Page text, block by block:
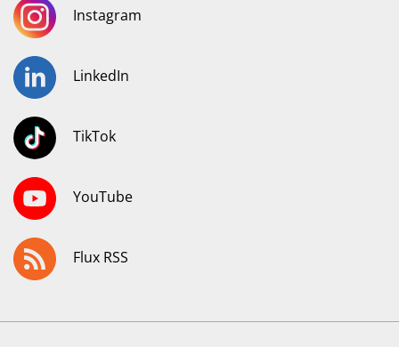
Instagram
LinkedIn
TikTok
YouTube
Flux RSS